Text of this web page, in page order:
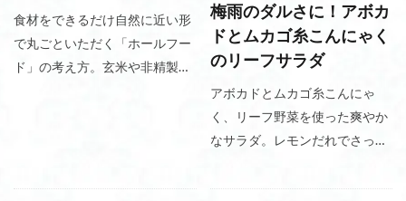
食材をできるだけ自然に近い形
で丸ごといただく「ホールフー
ド」の考え方。玄米や非精製の
梅雨のダルさに！アボカ
ドとムカゴ糸こんにゃく
のリーフサラダ
アボカドとムカゴ糸こんにゃ
く、リーフ野菜を使った爽やか
なサラダ。レモンだれでさっぱ
すすめのレシピです。